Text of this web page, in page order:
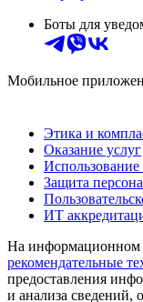
Боты для
Мобильное
Этика и
Оказание услуг
Использование
Защита
ИТ
На информационном
рекомендательные
предоставления
и анализа сведений,